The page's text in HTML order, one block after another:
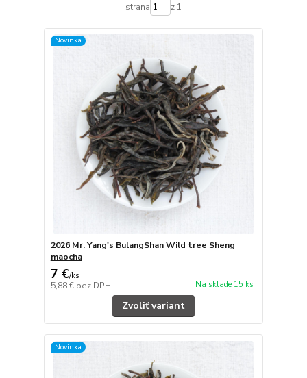
strana z 1
Novinka
2026 Mr. Yang's BulangShan Wild tree Sheng
maocha
7 €/ks
5,88 € bez DPH Na sklade 15 ks
Zvoliť variant
Novinka